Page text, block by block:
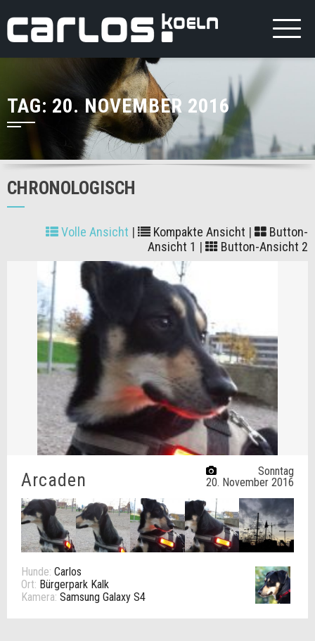
TAG: 20. NOVEMBER 2016
CHRONOLOGISCH
Volle Ansicht | Kompakte Ansicht |
Button-
Ansicht 1 | Button-Ansicht 2
Sonntag
20. November 2016
Arcaden
Hunde: Carlos
Ort: Bürgerpark Kalk
Kamera: Samsung Galaxy S4